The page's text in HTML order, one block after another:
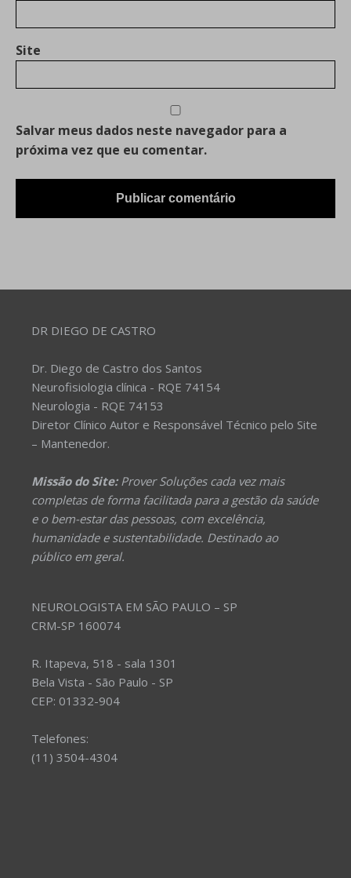
Site
Salvar meus dados neste navegador para a
próxima vez que eu comentar.
DR DIEGO DE CASTRO
Dr. Diego de Castro dos Santos
Neurofisiologia clínica - RQE 74154
Neurologia - RQE 74153
Diretor Clínico Autor e Responsável Técnico pelo Site
– Mantenedor.
Missão do Site:Prover Soluções cada vez mais
completas de forma facilitada para a gestão da saúde
e o bem-estar das pessoas, com excelência,
humanidade e sustentabilidade. Destinado ao
público em geral.
NEUROLOGISTA EM SÃO PAULO – SP
CRM-SP 160074
R. Itapeva, 518 - sala 1301
Bela Vista - São Paulo - SP
CEP: 01332-904
Telefones:
(11) 3504-4304